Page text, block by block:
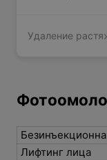
Удаление
Лифтинг лица